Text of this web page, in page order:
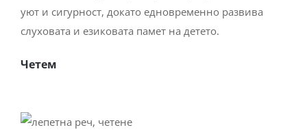
уют и сигурност, докато едновременно развива
слуховата и езиковата памет на детето.
Четем